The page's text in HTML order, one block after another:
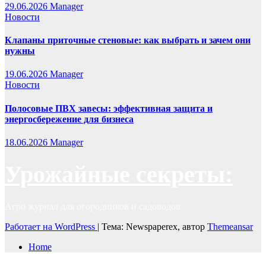
29.06.2026 Manager
Новости
Клапаны приточные стеновые: как выбрать и зачем они
нужны
19.06.2026 Manager
Новости
Полосовые ПВХ завесы: эффективная защита и
энергосбережение для бизнеса
18.06.2026 Manager
Работает на WordPress | Тема: Newspaperex, автор Themeansar
Home